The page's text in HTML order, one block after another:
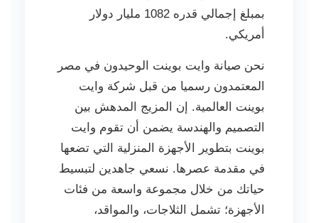
بمبلغ إجمالي قدره 1082 مليار دولار
أمريكي.
نحن صيانة وايت بوينت الوحيدون في مصر
المعتمدون رسميا من قبل شركة وايت
بوينت العالمية. إن المزيج المدهش بين
التصميم والهندسة يضمن أن تقوم وايت
بوينت بتطوير الأجهزة المنزلية التي تضعها
في مقدمة عصرها. نسعي جاهدين لتبسيط
حياتك من خلال مجموعة واسعة من فئات
الأجهزة؛ تشمل الثلاجات، والمواقد،